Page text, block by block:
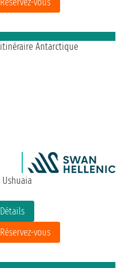
Détails
Réservez-vous
Ushuaia